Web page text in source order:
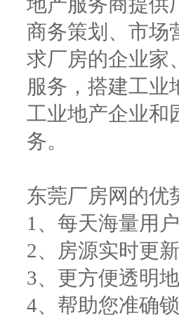
地产服务商提供
商务策划、市场
求厂房的企业家
服务，搭建工业
工业地产企业和
务。
东莞厂房网的
1、每天海量用
2、房源实时更
3、更方便透明
4、帮助您准确